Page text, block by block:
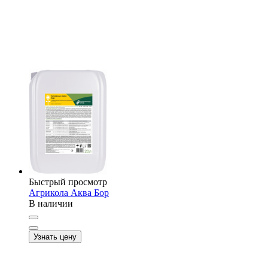
Быстрый просмотр
Агрикола Аква Бор
В наличии
Узнать цену